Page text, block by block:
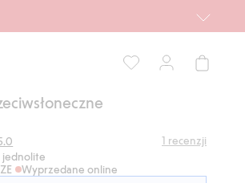
ocena: 1 recenzji
jednolite
Wyprzedane online